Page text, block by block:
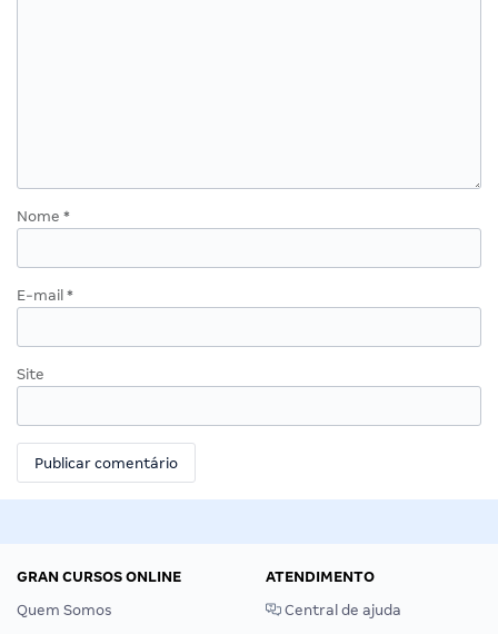
Nome *
E-mail *
Site
GRAN CURSOS ONLINE
Quem Somos
ATENDIMENTO
Central de ajuda